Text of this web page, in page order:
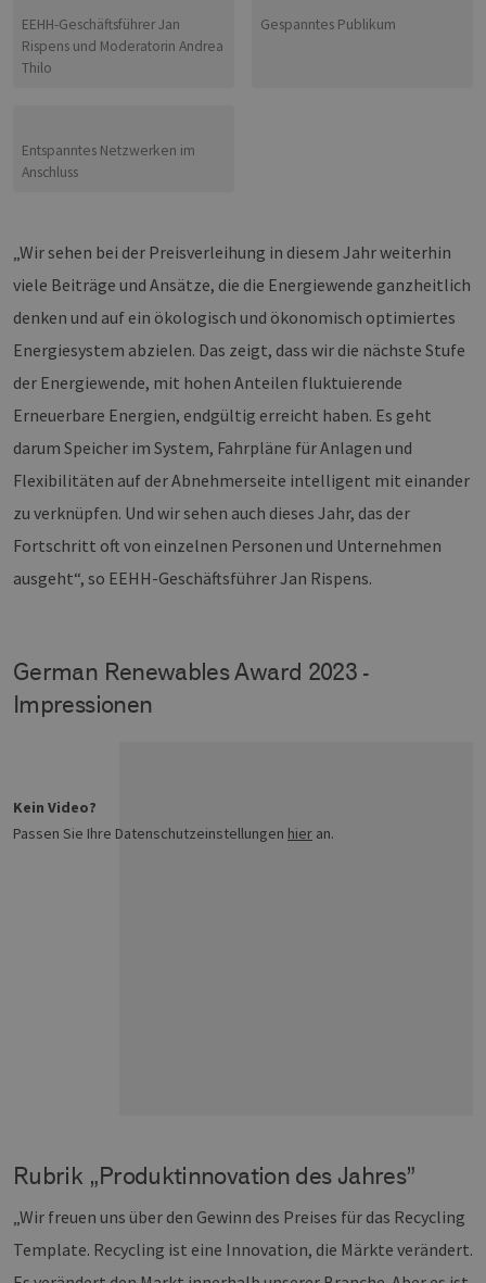
EEHH-Geschäftsführer Jan
Rispens und Moderatorin Andrea
Thilo
Gespanntes Publikum
Entspanntes Netzwerken im
Anschluss
„Wir sehen bei der Preisverleihung in diesem Jahr weiterhin
viele Beiträge und Ansätze, die die Energiewende ganzheitlich
denken und auf ein ökologisch und ökonomisch optimiertes
Energiesystem abzielen. Das zeigt, dass wir die nächste Stufe
der Energiewende, mit hohen Anteilen fluktuierende
Erneuerbare Energien, endgültig erreicht haben. Es geht
darum Speicher im System, Fahrpläne für Anlagen und
Flexibilitäten auf der Abnehmerseite intelligent mit einander
zu verknüpfen. Und wir sehen auch dieses Jahr, das der
Fortschritt oft von einzelnen Personen und Unternehmen
ausgeht“, so EEHH-Geschäftsführer Jan Rispens.
German Renewables Award 2023 -
Impressionen
Kein Video?
Passen Sie Ihre Datenschutzeinstellungen hier an.
Rubrik „Produktinnovation des Jahres”
„Wir freuen uns über den Gewinn des Preises für das Recycling
Template. Recycling ist eine Innovation, die Märkte verändert.